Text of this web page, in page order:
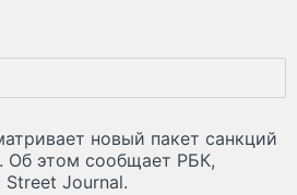
новый пакет санкций
Об этом сообщает РБК,
Street Journal.